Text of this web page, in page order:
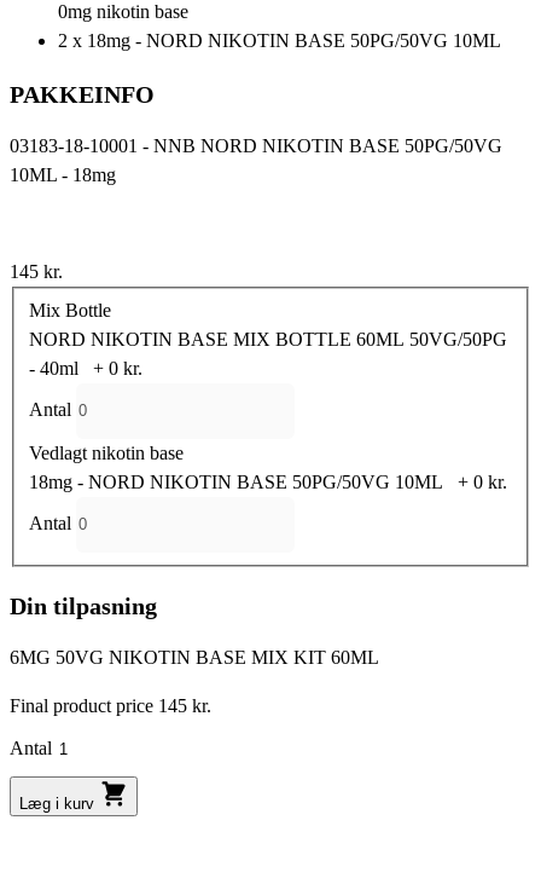
0mg nikotin base
2 x 18mg - NORD NIKOTIN BASE 50PG/50VG 10ML
PAKKEINFO
03183-18-10001 - NNB NORD NIKOTIN BASE 50PG/50VG
10ML - 18mg
145 kr.
Mix Bottle
NORD NIKOTIN BASE MIX BOTTLE 60ML 50VG/50PG
- 40ml
+ 0 kr.
Antal
Vedlagt nikotin base
18mg - NORD NIKOTIN BASE 50PG/50VG 10ML
+ 0 kr.
Antal
Din tilpasning
6MG 50VG NIKOTIN BASE MIX KIT 60ML
Final product price 145 kr.
Antal
Læg i kurv